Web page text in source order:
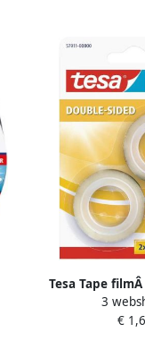
Tesa Tape
7.5mx12mm
3
€